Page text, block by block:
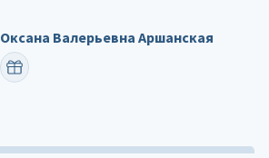
Оксана Валерьевна Аршанская
ПОЗДРАВИТЬ